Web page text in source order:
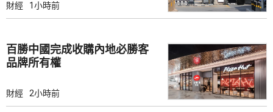
財經 1小時前
百勝中國完成收購內地必勝客
品牌所有權
財經 2小時前